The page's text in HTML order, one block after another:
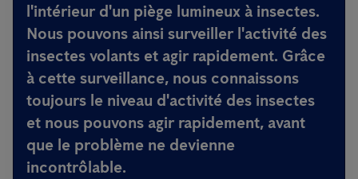
l'intérieur d'un piège lumineux à insectes.
Nous pouvons ainsi surveiller l'activité des
insectes volants et agir rapidement. Grâce
à cette surveillance, nous connaissons
toujours le niveau d'activité des insectes
et nous pouvons agir rapidement, avant
que le problème ne devienne
incontrôlable.